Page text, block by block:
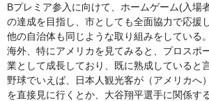
Bプレミア参入に向けて、ホームゲーム(入場
の達成を目指し、市としても全面協力で応援
他の自治体も同じような取り組みをしている。
海外、特にアメリカを見てみると、プロスポ
業として成長しており、既に熟成していると
野球でいえば、日本人観光客が（アメリカへ
を直接見に行くとか、大谷翔平選手に関係す